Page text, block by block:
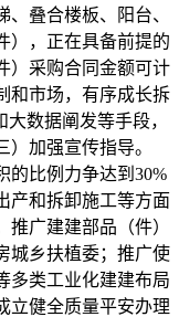
叠合楼板、阳台、
），正在具备前提的
）采购合同金额可计
和市场，有序成长拆
数据阐发等手段，
加强宣传指导。
的比例力争达到30%
产和拆卸施工等方面
广建建部品（件）
城乡扶植委；推广使
多类工业化建建布局
立健全质量平安办理